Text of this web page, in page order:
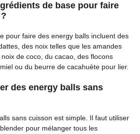
de base pour faire
pour faire des energy balls incluent des
des noix telles que les amandes
de coco, du cacao, des flocons
ou du beurre de cacahuète pour lier.
des energy balls sans
sans cuisson est simple. Il faut utiliser
pour mélanger tous les